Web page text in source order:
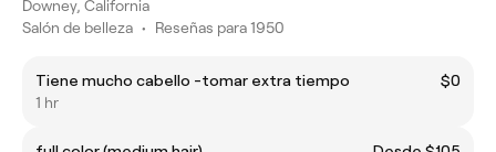
Downey, California
Salón de belleza • Reseñas para 1950
Tiene mucho cabello -tomar extra tiempo
$0
1 hr